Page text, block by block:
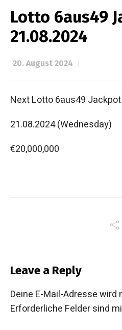
Lotto 6aus49
21.08.2024
20. August 2024
Next Lotto 6aus49 Jackpot
21.08.2024 (Wednesday)
€20,000,000
Leave a Reply
Deine E-Mail-Adresse
Erforderliche Felder sind